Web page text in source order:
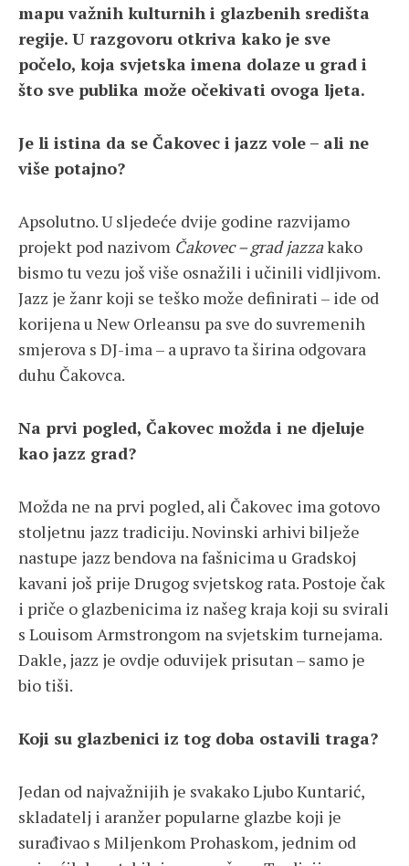
mapu važnih kulturnih i glazbenih središta
regije. U razgovoru otkriva kako je sve
počelo, koja svjetska imena dolaze u grad i
što sve publika može očekivati ovoga ljeta.
Je li istina da se Čakovec i jazz vole – ali ne
više potajno?
Apsolutno. U sljedeće dvije godine razvijamo
projekt pod nazivom Čakovec – grad jazzakako
bismo tu vezu još više osnažili i učinili vidljivom.
Jazz je žanr koji se teško može definirati – ide od
korijena u New Orleansu pa sve do suvremenih
smjerova s DJ-ima – a upravo ta širina odgovara
duhu Čakovca.
Na prvi pogled, Čakovec možda i ne djeluje
kao jazz grad?
Možda ne na prvi pogled, ali Čakovec ima gotovo
stoljetnu jazz tradiciju. Novinski arhivi bilježe
nastupe jazz bendova na fašnicima u Gradskoj
kavani još prije Drugog svjetskog rata. Postoje čak
i priče o glazbenicima iz našeg kraja koji su svirali
s Louisom Armstrongom na svjetskim turnejama.
Dakle, jazz je ovdje oduvijek prisutan – samo je
bio tiši.
Koji su glazbenici iz tog doba ostavili traga?
Jedan od najvažnijih je svakako Ljubo Kuntarić,
skladatelj i aranžer popularne glazbe koji je
surađivao s Miljenkom Prohaskom, jednim od